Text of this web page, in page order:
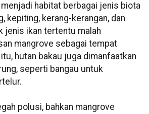
habitat berbagai jenis biota
kepiting, kerang-kerangan, dan
jenis ikan tertentu malah
mangrove sebagai tempat
hutan bakau juga dimanfaatkan
seperti bangau untuk
polusi, bahkan mangrove